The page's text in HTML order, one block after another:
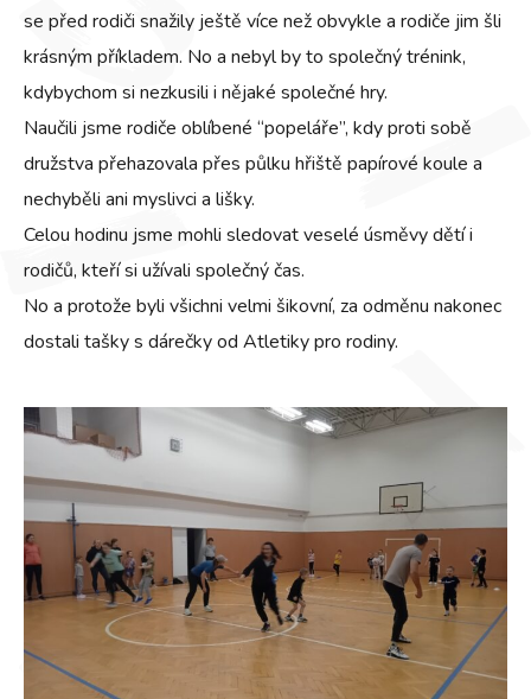
se před rodiči snažily ještě více než obvykle a rodiče jim šli
krásným příkladem. No a nebyl by to společný trénink,
kdybychom si nezkusili i nějaké společné hry.
Naučili jsme rodiče oblíbené “popeláře”, kdy proti sobě
družstva přehazovala přes půlku hřiště papírové koule a
nechyběli ani myslivci a lišky.
Celou hodinu jsme mohli sledovat veselé úsměvy dětí i
rodičů, kteří si užívali společný čas.
No a protože byli všichni velmi šikovní, za odměnu nakonec
dostali tašky s dárečky od Atletiky pro rodiny.